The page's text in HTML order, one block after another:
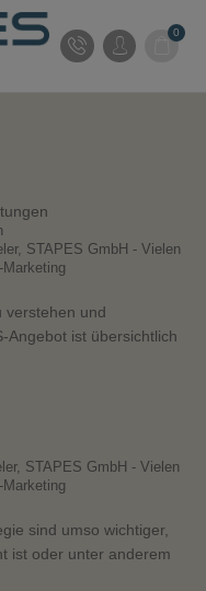
0
STAPES GmbH - Vielen
Marketing
verstehen und
Angebot ist übersichtlich
STAPES GmbH - Vielen
Marketing
sind umso wichtiger,
ist oder unter anderem